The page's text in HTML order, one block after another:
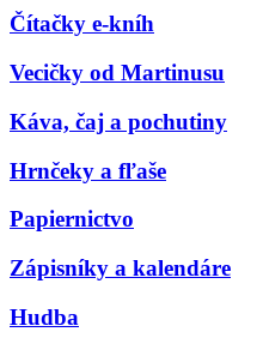
Čítačky e-kníh
Vecičky od Martinusu
Káva, čaj a pochutiny
Hrnčeky a fľaše
Papiernictvo
Zápisníky a kalendáre
Hudba